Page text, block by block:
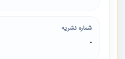
شماره نشریه
-